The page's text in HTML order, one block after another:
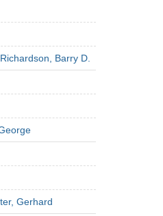
Barry D.
Gerhard